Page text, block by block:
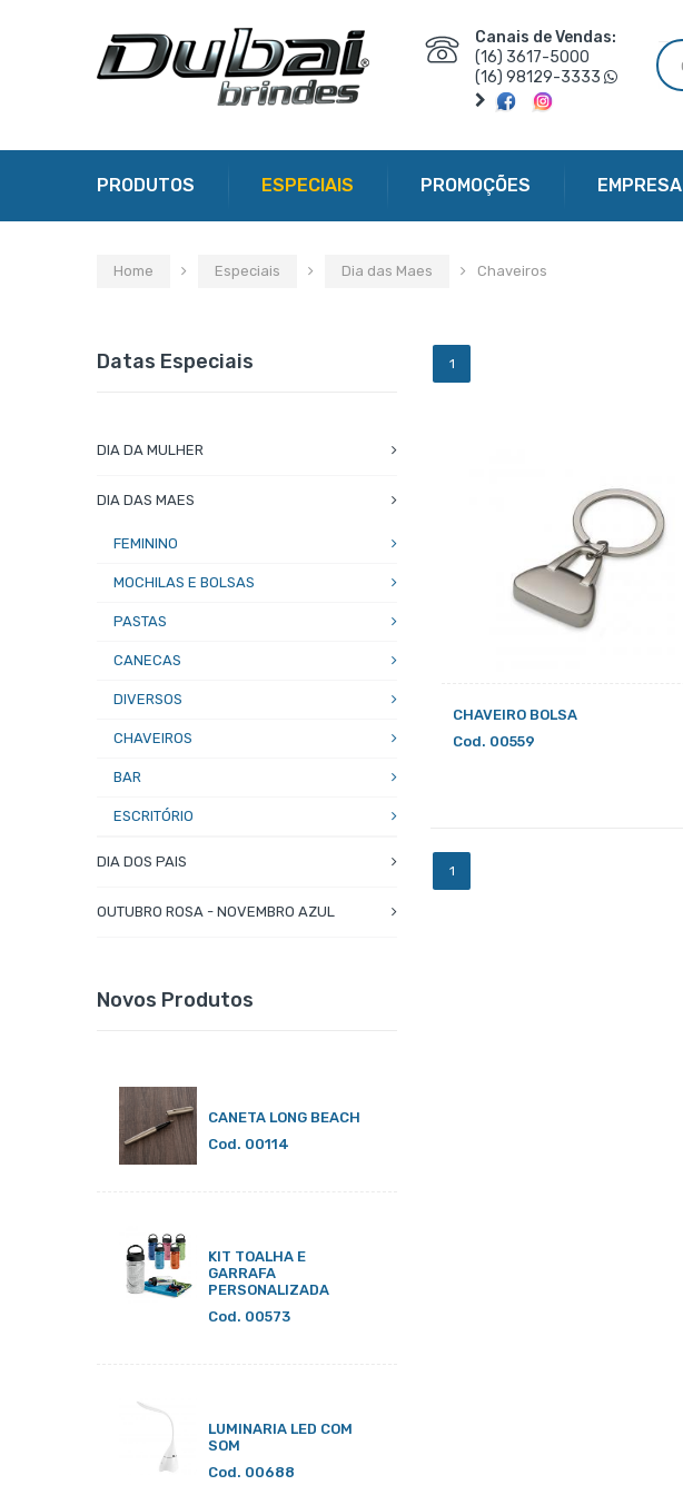
Canais de Vendas:
(16) 3617-5000
(16) 98129-3333
PRODUTOS ESPECIAIS PROMOÇÕES EMPRESA
Home Especiais Dia das Maes Chaveiros
Datas Especiais
DIA DA MULHER
DIA DAS MAES
FEMININO
MOCHILAS E BOLSAS
PASTAS
CANECAS
DIVERSOS
CHAVEIROS
BAR
ESCRITÓRIO
DIA DOS PAIS
OUTUBRO ROSA - NOVEMBRO AZUL
Novos Produtos
CANETA LONG BEACH
Cod. 00114
KIT TOALHA E
GARRAFA
PERSONALIZADA
Cod. 00573
LUMINARIA LED COM
SOM
Cod. 00688
1
CHAVEIRO BOLSA
Cod. 00559
1